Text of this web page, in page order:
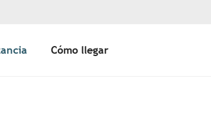
Cómo llegar